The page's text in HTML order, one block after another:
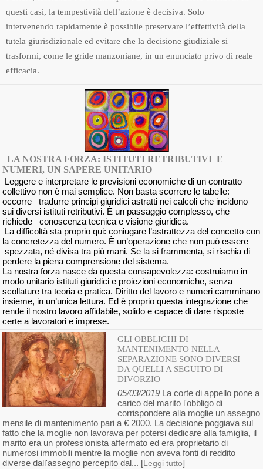
questi casi, la tempestività dell’azione è decisiva. Solo
intervenendo rapidamente è possibile preservare l’effettività della
tutela giurisdizionale ed evitare che la decisione giudiziale si
trasformi, come le gride manzoniane, in un enunciato privo di reale
efficacia.
LA NOSTRA FORZA: ISTITUTI RETRIBUTIVI E
NUMERI, UN SAPERE UNITARIO
Leggere e interpretare le previsioni economiche di un contratto
collettivo non è mai semplice. Non basta scorrere le tabelle:
occorre tradurre principi giuridici astratti nei calcoli che incidono
sui diversi istituti retributivi. È un passaggio complesso, che
richiede conoscenza tecnica e visione giuridica.
La difficoltà sta proprio qui: coniugare l’astrattezza del concetto con
la concretezza del numero. È un’operazione che non può essere
spezzata, né divisa tra più mani. Se la si frammenta, si rischia di
perdere la piena comprensione del sistema.
La nostra forza nasce da questa consapevolezza: costruiamo in
modo unitario istituti giuridici e proiezioni economiche, senza
scollature tra teoria e pratica. Diritto del lavoro e numeri camminano
insieme, in un’unica lettura. Ed è proprio questa integrazione che
rende il nostro lavoro affidabile, solido e capace di dare risposte
certe a lavoratori e imprese.
GLI OBBLIGHI DI
MANTENIMENTO NELLA
SEPARAZIONE SONO DIVERSI
DA QUELLI A SEGUITO DI
DIVORZIO
05/03/2019La corte di appello pone a
carico del marito l'obbligo di
corrispondere alla moglie un assegno
mensile di mantenimento pari a € 2000. La decisione poggiava sul
fatto che la moglie non lavorava per potersi dedicare alla famiglia, il
marito era un professionista affermato ed era proprietario di
numerosi immobili mentre la moglie non aveva fonti di reddito
diverse dall'assegno percepito dal... [Leggi tutto]